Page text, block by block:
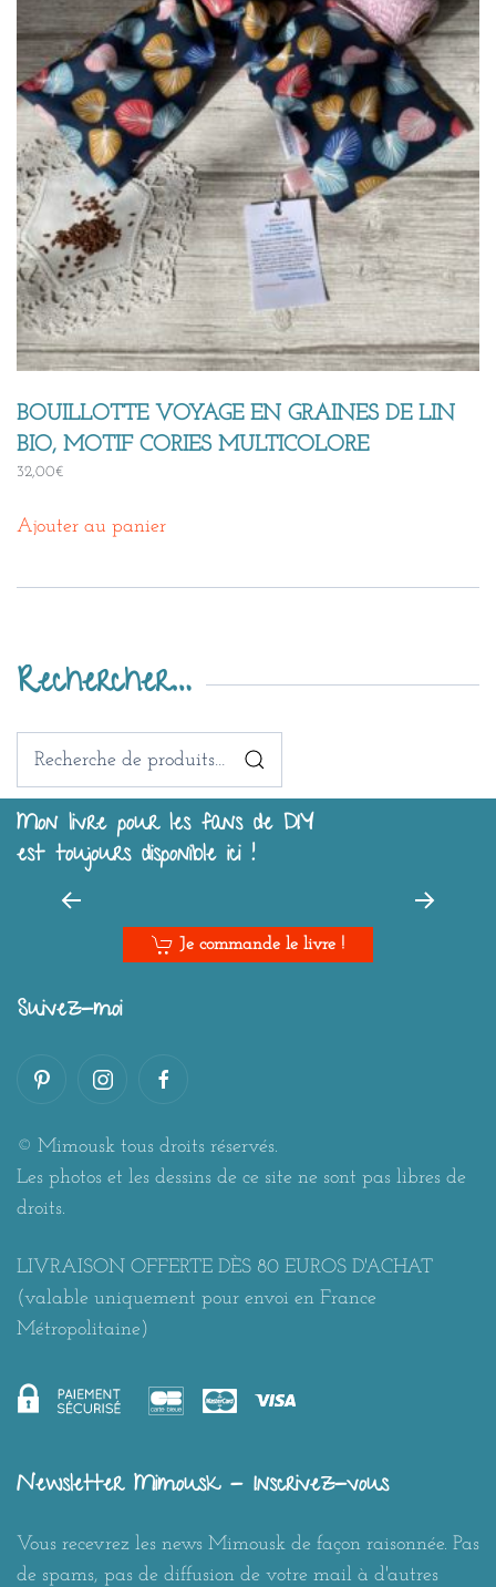
BOUILLOTTE VOYAGE EN GRAINES DE LIN
BIO, MOTIF CORIES MULTICOLORE
32,00€
Ajouter au panier
Rechercher…
Recherche
Mon livre pour les fans de DIY
est toujours disponible ici !
Je commande le livre !
Suivez-moi
© Mimousk tous droits réservés.
Les photos et les dessins de ce site ne sont pas libres de
droits.
LIVRAISON OFFERTE DÈS 80 EUROS D'ACHAT
(valable uniquement pour envoi en France
Métropolitaine)
Newsletter Mimousk - Inscrivez-vous
Vous recevrez les news Mimousk de façon raisonnée. Pas
de spams, pas de diffusion de votre mail à d'autres